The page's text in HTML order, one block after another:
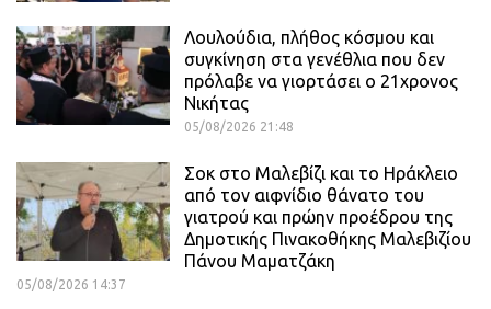
Λουλούδια, πλήθος κόσμου και
συγκίνηση στα γενέθλια που δεν
πρόλαβε να γιορτάσει ο 21χρονος
Νικήτας
05/08/2026 21:48
Σοκ στο Μαλεβίζι και το Ηράκλειο
από τον αιφνίδιο θάνατο του
γιατρού και πρώην προέδρου της
Δημοτικής Πινακοθήκης Μαλεβιζίου
Πάνου Μαματζάκη
05/08/2026 14:37